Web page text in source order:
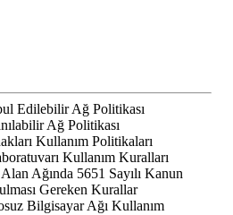
Edilebilir Ağ Politikası
Ağ Politikası
Kullanım Politikaları
Kullanım Kuralları
Ağında 5651 Sayılı Kanun
Gereken Kurallar
Bilgisayar Ağı Kullanım